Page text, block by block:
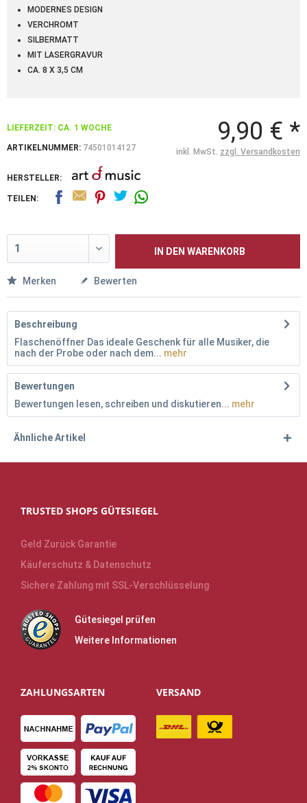
MODERNES DESIGN
VERCHROMT
SILBERMATT
MIT LASERGRAVUR
CA. 8 X 3,5 CM
LIEFERZEIT: CA. 1 WOCHE
ARTIKELNUMMER: 74501014127
HERSTELLER:
9,90 € *
inkl. MwSt. zzgl. Versandkosten
TEILEN:
IN DEN WARENKORB
Merken Bewerten
Beschreibung
Flaschenöffner Das ideale Geschenk für alle Musiker, die
nach der Probe oder nach dem... mehr
Bewertungen
Bewertungen lesen, schreiben und diskutieren... mehr
Ähnliche Artikel
TRUSTED SHOPS GÜTESIEGEL
Geld Zurück Garantie
Käuferschutz & Datenschutz
Sichere Zahlung mit SSL-Verschlüsselung
Gütesiegel prüfen
Weitere Informationen
ZAHLUNGSARTEN VERSAND